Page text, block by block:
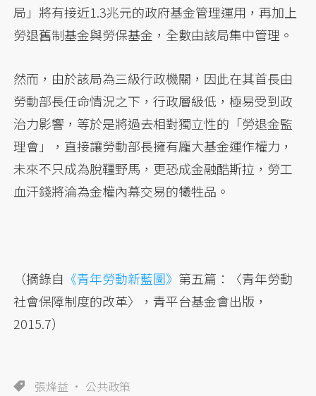
局」將有接近1.3兆元的政府基金管理運用，再加上
勞退舊制基金與勞保基金，全數由該局集中管理。
然而，由於該局為三級行政機關，因此在其首長由
勞動部長任命情況之下，行政層級低，極易受到政
治力影響，等於是將過去相對獨立性的「勞退金監
理會」，直接讓勞動部長擁有龐大基金運作權力，
未來不只成為脫韁野馬，更恐成金融酷斯拉，勞工
血汗錢將淪為金權內幕交易的犧牲品。
（摘錄自 《青年勞動新藍圖》 第五篇：〈青年勞動
社會保障制度的改革〉，青平台基金會出版，
2015.7）
張烽益 公共政策